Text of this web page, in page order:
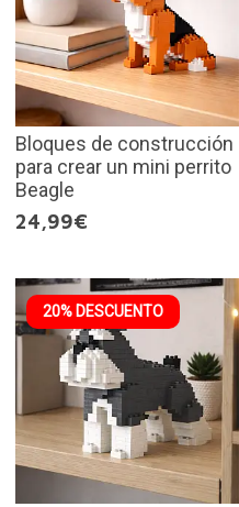
Bloques de construcción
para crear un mini perrito
Beagle
24,99€
20% DESCUENTO